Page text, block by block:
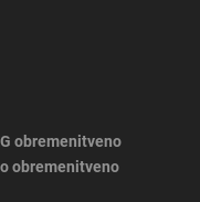
obremenitveno
obremenitveno